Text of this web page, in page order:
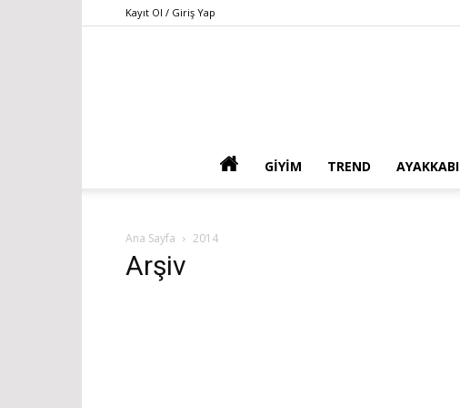
Kayıt Ol / Giriş Yap
GIYIM TREND AYAKKABI
Ana Sayfa 2014
Arşiv